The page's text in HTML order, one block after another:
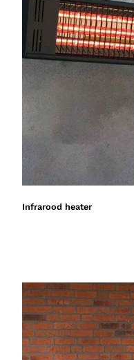
Infrarood heater